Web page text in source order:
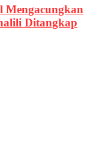
Mengacungkan
Ditangkap